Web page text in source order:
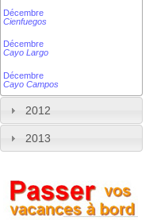
Décembre
Cienfuegos
Décembre
Cayo Largo
Décembre
Cayo Campos
2012
2013